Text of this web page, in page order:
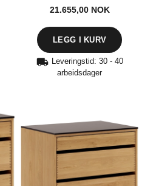
21.655,00 NOK
Leveringstid: 30 - 40
arbeidsdager